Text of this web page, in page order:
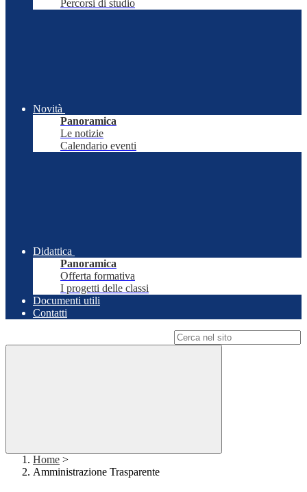
Percorsi di studio
Novità
Panoramica
Le notizie
Calendario eventi
Didattica
Panoramica
Offerta formativa
I progetti delle classi
Documenti utili
Contatti
Home >
Amministrazione Trasparente